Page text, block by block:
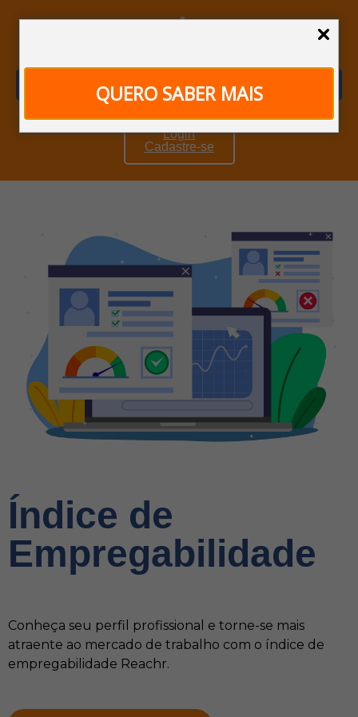
QUERO SABER MAIS
Para Empresas
Login
Cadastre-se
Índice de
Empregabilidade
Conheça seu perfil profissional e torne-se mais
atraente ao mercado de trabalho com o índice de
empregabilidade Reachr.